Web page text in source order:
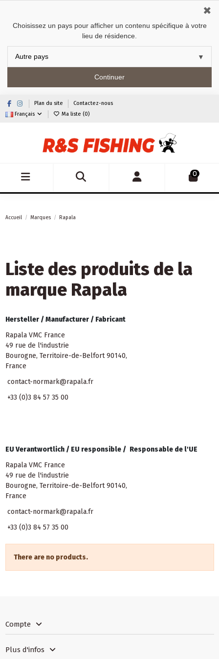
Choisissez un pays pour afficher un contenu spécifique à votre
lieu de résidence.
Continuer
✖
Plan du site
Contactez-nous
Français
Ma liste (0)
0
Accueil Marques Rapala
Liste des produits de la
marque Rapala
Hersteller /Manufacturer / Fabricant
Rapala VMC France
49 rue de l'industrie
Bourogne, Territoire-de-Belfort 90140,
France
contact-normark@rapala.fr
+33 (0)3 84 57 35 00
EU Verantwortlich / EU responsible / Responsable de l'UE
Rapala VMC France
49 rue de l'industrie
Bourogne, Territoire-de-Belfort 90140,
France
contact-normark@rapala.fr
+33 (0)3 84 57 35 00
There are no products.
Compte
Plus d'infos